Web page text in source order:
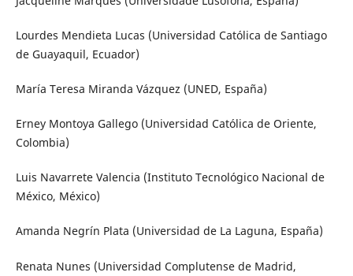
Lourdes Mendieta Lucas (Universidad Católica de Santiago
de Guayaquil, Ecuador)
María Teresa Miranda Vázquez (UNED, España)
Erney Montoya Gallego (Universidad Católica de Oriente,
Colombia)
Luis Navarrete Valencia (Instituto Tecnológico Nacional de
México, México)
Amanda Negrín Plata (Universidad de La Laguna, España)
Renata Nunes (Universidad Complutense de Madrid,